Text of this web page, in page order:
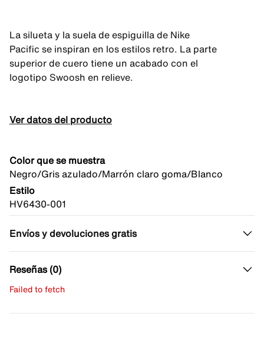
La silueta y la suela de espiguilla de Nike
Pacific se inspiran en los estilos retro. La parte
superior de cuero tiene un acabado con el
logotipo Swoosh en relieve.
Ver datos del producto
Color que se muestra
Negro/Gris azulado/Marrón claro goma/Blanco
Estilo
HV6430-001
Envíos y devoluciones gratis
Reseñas (0)
Failed to fetch